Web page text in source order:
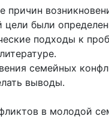
причин
цели были
подходы к
семейных
выводы.
в молодой